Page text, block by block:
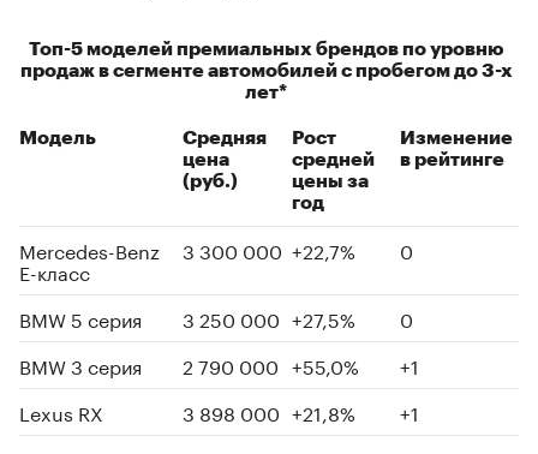
Топ-5 моделей премиальных брендов по уровню
продаж в сегменте автомобилей с пробегом до 3-х
лет*
Модель
Средняя
цена
(руб.)
Рост
средней
цены за
год
Изменение
в рейтинге
Mercedes-Benz
E-класс
3 300 000 +22,7% 0
BMW 5 серия 3 250 000 +27,5%
0
BMW 3 серия
2 790 000 +55,0%
+1
Lexus RX
3 898 000 +21,8%
+1